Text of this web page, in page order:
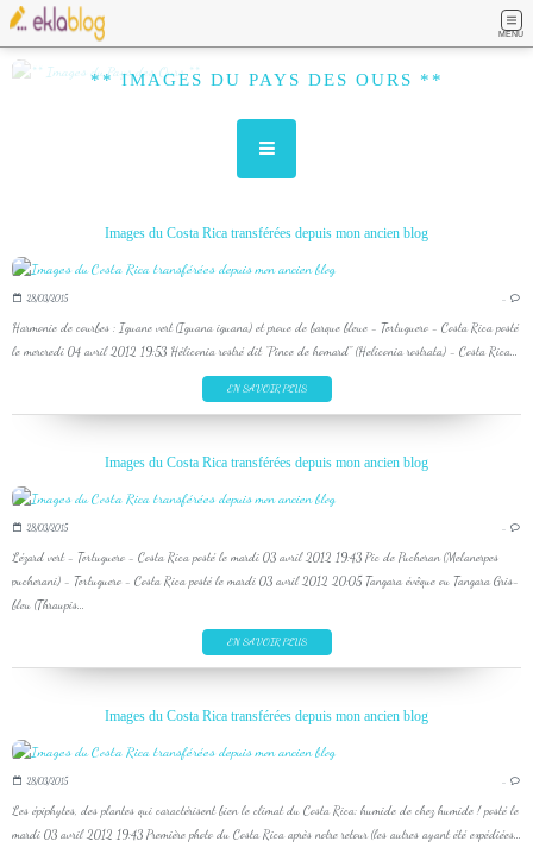
MENU
** IMAGES DU PAYS DES OURS **
Images du Costa Rica transférées depuis mon ancien blog
28/03/2015 …
Harmonie de courbes : Iguane vert (Iguana iguana) et proue de barque bleue - Tortuguero - Costa Rica posté
le mercredi 04 avril 2012 19:53 Héliconia rostré dit "Pince de homard" (Heliconia rostrata) - Costa Rica...
EN SAVOIR PLUS
Images du Costa Rica transférées depuis mon ancien blog
28/03/2015 …
Lézard vert - Tortuguero - Costa Rica posté le mardi 03 avril 2012 19:43 Pic de Pucheran (Melanerpes
pucherani) - Tortuguero - Costa Rica posté le mardi 03 avril 2012 20:05 Tangara évêque ou Tangara Gris-
bleu (Thraupis...
EN SAVOIR PLUS
Images du Costa Rica transférées depuis mon ancien blog
28/03/2015 …
Les épiphytes, des plantes qui caractérisent bien le climat du Costa Rica: humide de chez humide ! posté le
mardi 03 avril 2012 19:43 Première photo du Costa Rica après notre retour (les autres ayant été expédiées...